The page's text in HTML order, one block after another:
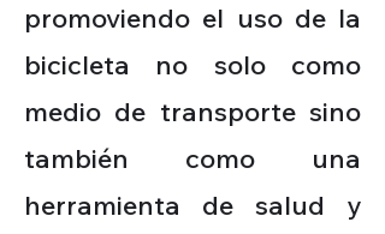
promoviendo el uso de la
bicicleta no solo como
medio de transporte sino
también como una
herramienta de salud y